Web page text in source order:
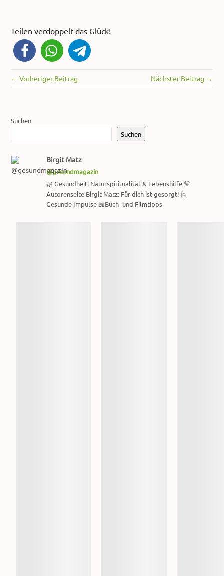
Teilen verdoppelt das Glück!
← Vorheriger Beitrag Nächster Beitrag →
Suchen
Suchen
Birgit Matz
@gesundmagazin
🌿 Gesundheit, Naturspiritualität & Lebenshilfe 💚
Autorenseite Birgit Matz: Für dich ist gesorgt! 🙋
Gesunde Impulse 📖Buch- und Filmtipps